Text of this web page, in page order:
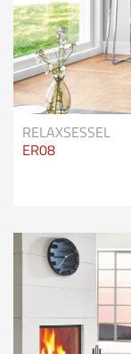
RELAXSESSEL
ER08